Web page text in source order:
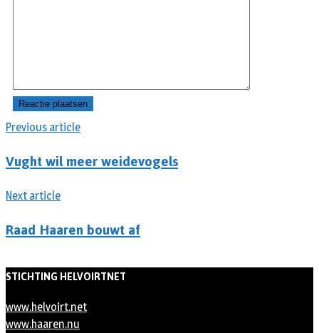
Previous article
Vught wil meer weidevogels
Next article
Raad Haaren bouwt af
STICHTING HELVOIRTNET
www.helvoirt.net
www.haaren.nu